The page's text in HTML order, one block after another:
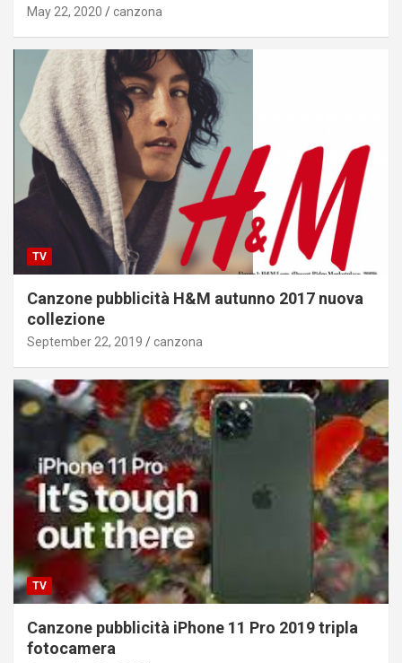
May 22, 2020 canzona
TV
Canzone pubblicità H&M autunno 2017 nuova
collezione
September 22, 2019 canzona
TV
Canzone pubblicità iPhone 11 Pro 2019 tripla
fotocamera